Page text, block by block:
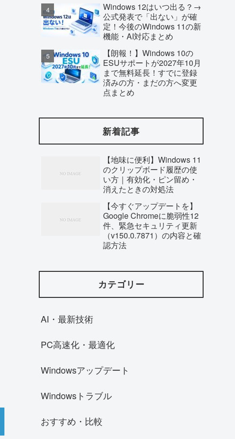
Windows 12はいつ出る？→
公式発表で「出ない」が確
定！今後のWindows 11の新
機能・AI対応まとめ
【朗報！】Windows 10の
ESUサポートが2027年10月
まで無料延長！すでに登録
済みの方・まだの方へ変更
点まとめ
新着記事
【地味に便利】Windows 11
のクリップボード履歴の使
い方｜有効化・ピン留め・
消えたときの対処法
【今すぐアップデートを】
Google Chromeに脆弱性12
件、緊急セキュリティ更新
（v150.0.7871）の内容と確
認方法
カテゴリー
AI・最新技術
PC高速化・最適化
Windowsアップデート
Windowsトラブル
おすすめ・比較